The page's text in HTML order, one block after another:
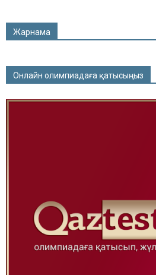
Жарнама
Онлайн олимпиадаға қатысыңыз